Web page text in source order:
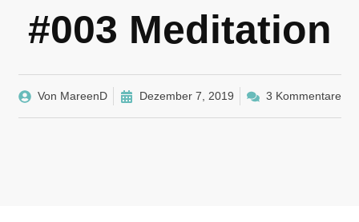
#003 Meditation
Von MareenD Dezember 7, 2019 3 Kommentare